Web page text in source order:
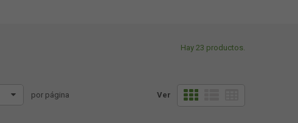
Hay 23 productos.
Ver
por página